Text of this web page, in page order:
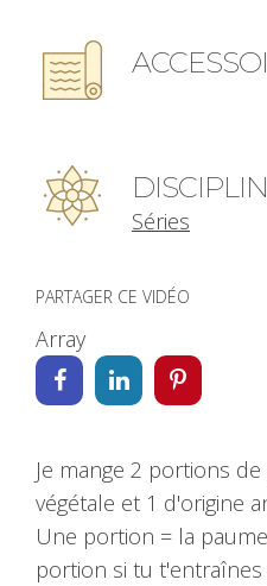
Séries
PARTAGER CE VIDÉO
Array
Je mange 2 portions
végétale et 1 d'origine
Une portion = la
portion si tu